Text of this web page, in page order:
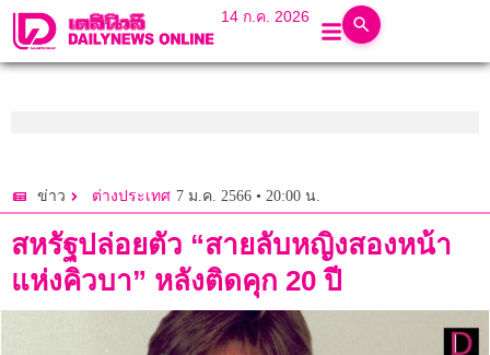
14 ก.ค. 2026
ข่าว ต่างประเทศ 7 ม.ค. 2566 • 20:00 น.
สหรัฐปล่อยตัว “สายลับหญิงสองหน้า
แห่งคิวบา” หลังติดคุก 20 ปี